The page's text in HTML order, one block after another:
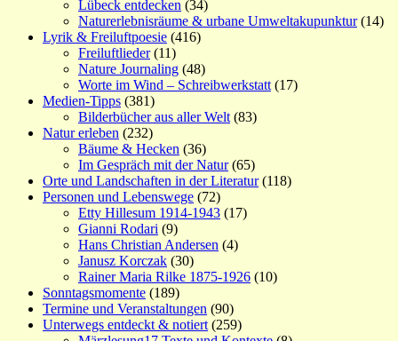
Lübeck entdecken (34)
Naturerlebnisräume & urbane Umweltakupunktur(14)
Lyrik & Freiluftpoesie (416)
Freiluftlieder(11)
Nature Journaling (48)
Worte im Wind – Schreibwerkstatt (17)
Medien-Tipps (381)
Bilderbücher aus aller Welt (83)
Natur erleben (232)
Bäume & Hecken (36)
Im Gespräch mit der Natur(65)
Orte und Landschaften in der Literatur(118)
Personen und Lebenswege (72)
Etty Hillesum 1914-1943 (17)
Gianni Rodari (9)
Hans Christian Andersen (4)
Janusz Korczak (30)
Rainer Maria Rilke 1875-1926 (10)
Sonntagsmomente (189)
Termine und Veranstaltungen (90)
Unterwegs entdeckt & notiert (259)